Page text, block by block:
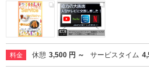
料金 休憩 3,500 円 ～ サービスタイム